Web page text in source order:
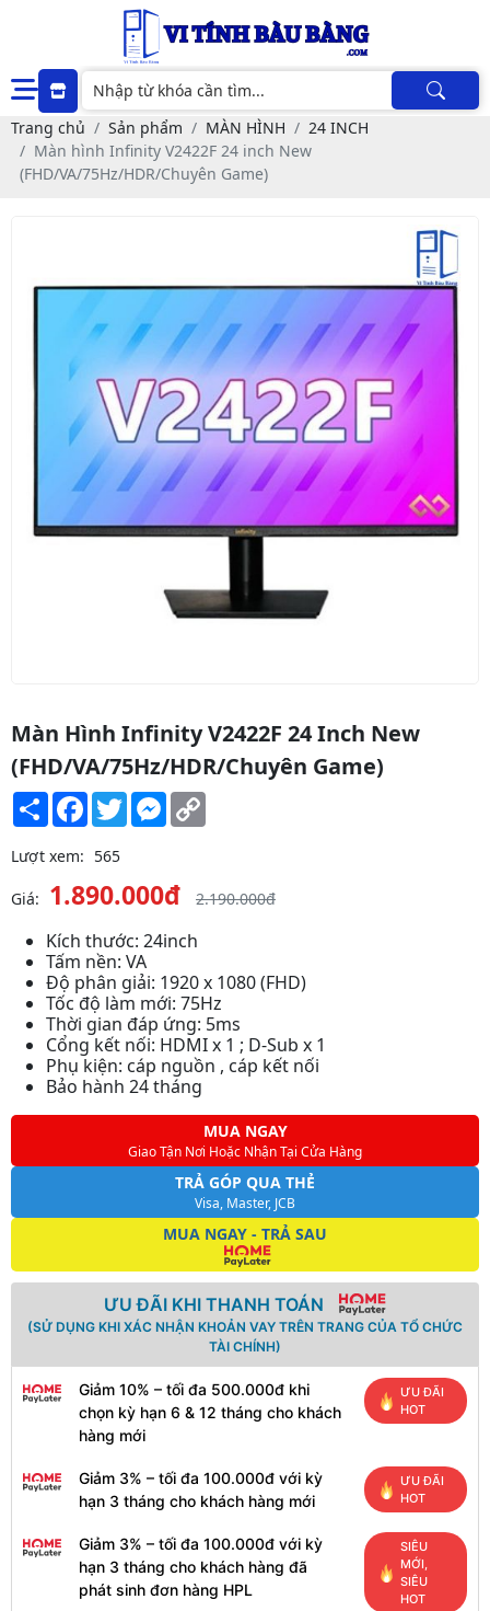
Trang chủ Sản phẩm MÀN HÌNH
24 INCH
Màn hình Infinity V2422F 24 inch New
(FHD/VA/75Hz/HDR/Chuyên Game)
Màn Hình Infinity V2422F 24 Inch New
(FHD/VA/75Hz/HDR/Chuyên Game)
Share Facebook
TwitterMessenger
Lượt xem: 565
Giá: 1.890.000đ 2.190.000đ
Kích thước: 24inch
Tấm nền: VA
Độ phân giải: 1920 x 1080 (FHD)
Tốc độ làm mới: 75Hz
Thời gian đáp ứng: 5ms
Cổng kết nối: HDMI x 1 ; D-Sub x 1
Phụ kiện: cáp nguồn , cáp kết nối
Bảo hành 24 tháng
MUA NGAY
Giao Tận Nơi Hoặc Nhận Tại Cửa Hàng
TRẢ GÓP QUA THẺ
Visa, Master, JCB
MUA NGAY - TRẢ SAU
ƯU ĐÃI KHI THANH TOÁN
(SỬ DỤNG KHI XÁC NHẬN KHOẢN VAY TRÊN TRANG CỦA TỔ CHỨC
TÀI CHÍNH)
Giảm 10% – tối đa 500.000đ khi
chọn kỳ hạn 6 & 12 tháng cho khách
hàng mới
ƯU ĐÃI
HOT
Giảm 3% – tối đa 100.000đ với kỳ
hạn 3 tháng cho khách hàng mới
ƯU ĐÃI
HOT
Giảm 3% – tối đa 100.000đ với kỳ
hạn 3 tháng cho khách hàng đã
phát sinh đơn hàng HPL
SIÊU
MỚI,
SIÊU
HOT